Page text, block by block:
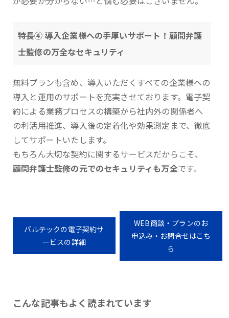
特長④ 導入企業様への手厚いサポート！顧問弁護
士監修の万全なセキュリティ
無料プランも含め、導入いただくすべての企業様への
導入と運用のサポートを充実させております。電子契
約による業務プロセスの構築から社内外の関係者へ
の利活用推進、導入後の定着化や効果測定まで、徹底
してサポートいたします。
もちろん大切な契約に関するサービスだからこそ、
顧問弁護士監修の元でのセキュリティも万全です。
バルテックの電子契約サ
ービスの詳細
WEB商談・プランのお
申込み・お問合せはこち
ら
こんな記事もよく読まれています